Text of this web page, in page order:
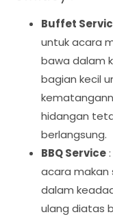
Buffet
untuk acara
bawa dalam
bagian kecil
hidangan
berlangsung.
BBQ Service
acara makan
dalam
ulang diatas